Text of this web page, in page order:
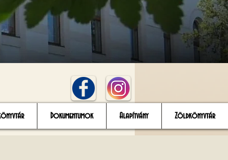
Dokumentumok Alapítvány Zöldkönyvtár